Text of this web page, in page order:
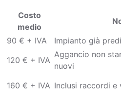
Costo
medio
90 € + IVA
Impianto già
120 € + IVA
Aggancio non
nuovi
160 € + IVA Inclusi raccordi e